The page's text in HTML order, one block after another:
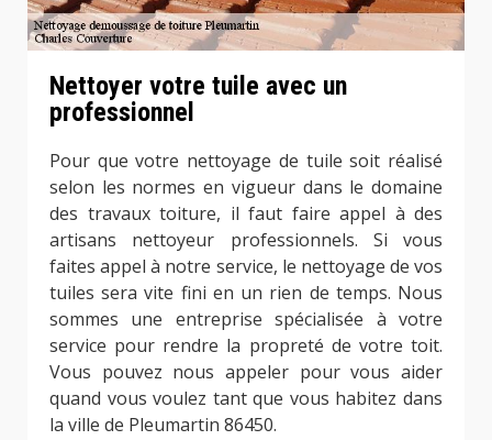
Nettoyer votre tuile avec un
professionnel
Pour que votre nettoyage de tuile soit réalisé
selon les normes en vigueur dans le domaine
des travaux toiture, il faut faire appel à des
artisans nettoyeur professionnels. Si vous
faites appel à notre service, le nettoyage de vos
tuiles sera vite fini en un rien de temps. Nous
sommes une entreprise spécialisée à votre
service pour rendre la propreté de votre toit.
Vous pouvez nous appeler pour vous aider
quand vous voulez tant que vous habitez dans
la ville de Pleumartin 86450.